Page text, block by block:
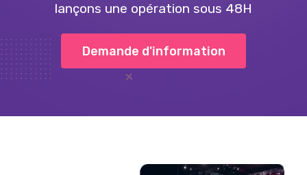
lançons une opération sous 48H
Demande d'information